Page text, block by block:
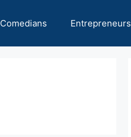
Comedians Entrepreneurs